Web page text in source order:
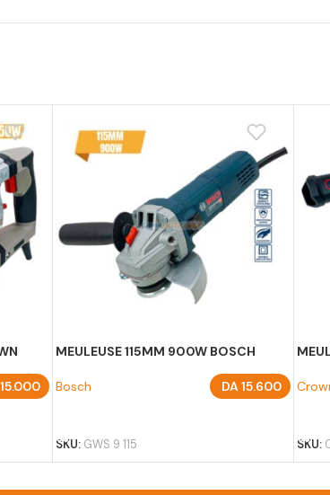
15.000
MEULEUSE 115MM 900W BOSCH
Bosch DA15.600
SKU: GWS 9 115 SKU: